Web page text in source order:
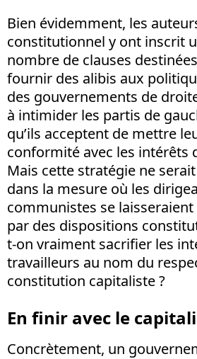
Bien évidemment, les
constitutionnel y ont inscrit
nombre de clauses
fournir des alibis aux
des gouvernements de
à intimider les partis de
qu’ils acceptent de mettre
conformité avec les intérêts
Mais cette stratégie ne
dans la mesure où les
communistes se
par des dispositions
t-on vraiment sacrifier les
travailleurs au nom du
constitution capitaliste ?
En finir avec le
Concrètement, un